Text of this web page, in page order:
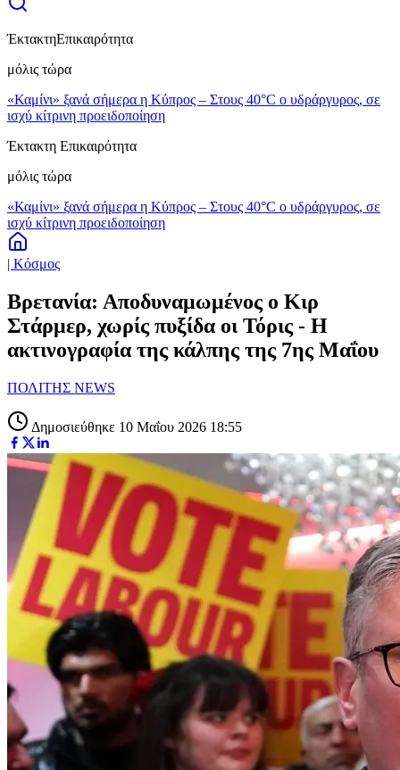
ΈκτακτηΕπικαιρότητα
μόλις τώρα
«Καμίνι» ξανά σήμερα η Κύπρος – Στους 40°C ο υδράργυρος, σε
ισχύ κίτρινη προειδοποίηση
Έκτακτη Επικαιρότητα
μόλις τώρα
«Καμίνι» ξανά σήμερα η Κύπρος – Στους 40°C ο υδράργυρος, σε
ισχύ κίτρινη προειδοποίηση
| Κόσμος
Βρετανία: Αποδυναμωμένος ο Κιρ
Στάρμερ, χωρίς πυξίδα οι Τόρις - Η
ακτινογραφία της κάλπης της 7ης Μαΐου
ΠΟΛΙΤΗΣ NEWS
Δημοσιεύθηκε 10 Μαΐου 2026 18:55